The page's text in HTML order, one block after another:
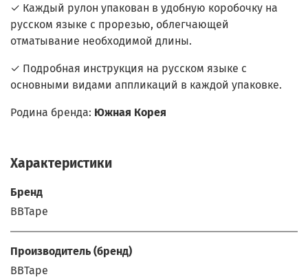
✓ Каждый рулон упакован в удобную коробочку на
русском языке с прорезью, облегчающей
отматывание необходимой длины.
✓ Подробная инструкция на русском языке с
основными видами аппликаций в каждой упаковке.
Родина бренда: Южная Корея
Характеристики
Бренд
BBTape
Производитель (бренд)
BBTape